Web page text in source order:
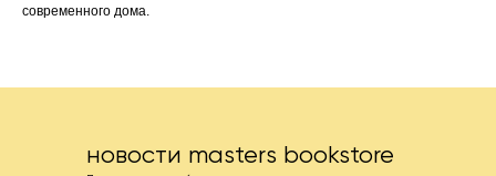
современного дома.
новости masters bookstore